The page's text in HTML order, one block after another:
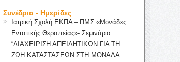
Συνέδρια - Ημερίδες
Ιατρική Σχολή ΕΚΠΑ – ΠΜΣ «Μονάδες
Εντατικής Θεραπείας»- Σεμινάριο:
“ΔΙΑΧΕΙΡΙΣΗ ΑΠΕΙΛΗΤΙΚΩΝ ΓΙΑ ΤΗ
ΖΩΗ ΚΑΤΑΣΤΑΣΕΩΝ ΣΤΗ ΜΟΝΑΔΑ